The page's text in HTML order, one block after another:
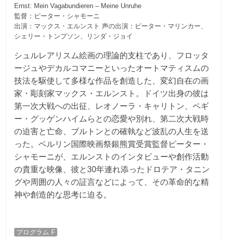
Ernst: Mein Vagabundieren – Meine Unruhe
監督：ピーター・シャモーニ
出演：マックス・エルンスト 声の出演：ピーター・マリンカー、
シェリー・トンプソン、リンダ・ジョイ
シュルレアリスム絵画の理論的支柱であり、フロッタ
ージュやデカルコマニーといったオートマティスムの
技法を駆使して多様な作品を創造した、変幻自在の画
家・彫刻家マックス・エルンスト。ドイツ出身の彼は
第一次大戦への出征、レオノーラ・キャリトン、ペギ
ー・グッゲンハイムらとの恋愛や別れ、第二次大戦時
の迫害と亡命、ブルトンとの確執など波乱の人生を送
った。ベルリン国際映画祭銀熊賞受賞監督ピーター・
シャモーニが、エルンストのインタビューや創作活動
の貴重な映像、彼と30年連れ添ったドロテア・タニン
グや周囲の人々の証言などによって、その革命的な精
神や創造的な思考に迫る。
プログラム F